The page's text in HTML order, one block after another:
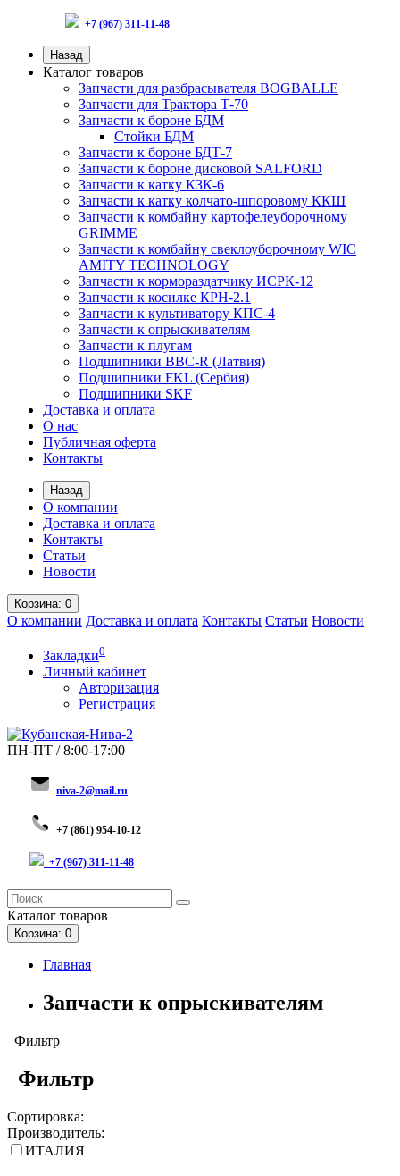
+7 (967) 311-11-48
Назад
Каталог товаров
Запчасти для разбрасывателя BOGBALLE
Запчасти для Трактора Т-70
Запчасти к бороне БДМ
Стойки БДМ
Запчасти к бороне БДТ-7
Запчасти к бороне дисковой SALFORD
Запчасти к катку КЗК-6
Запчасти к катку колчато-шпоровому ККШ
Запчасти к комбайну картофелеуборочному
GRIMME
Запчасти к комбайну свеклоуборочному WIC
AMITY TECHNOLOGY
Запчасти к кормораздатчику ИСРК-12
Запчасти к косилке КРН-2.1
Запчасти к культиватору КПС-4
Запчасти к опрыскивателям
Запчасти к плугам
Подшипники BBC-R (Латвия)
Подшипники FKL (Сербия)
Подшипники SKF
Доставка и оплата
О нас
Публичная оферта
Контакты
Назад
О компании
Доставка и оплата
Контакты
Статьи
Новости
Корзина: 0
О компании Доставка и оплата Контакты Статьи Новости
Закладки0
Личный кабинет
Авторизация
Регистрация
ПН-ПТ / 8:00-17:00
niva-2@mail.ru
+7 (861) 954-10-12
+7 (967) 311-11-48
Каталог товаров
Корзина: 0
Главная
Запчасти к опрыскивателям
Фильтр
Фильтр
Сортировка:
Производитель:
ИТАЛИЯ